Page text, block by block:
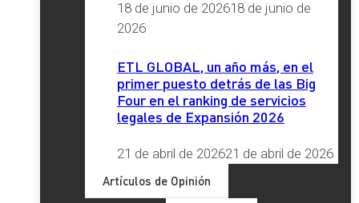
18 de junio de 202618 de junio de
2026
ETL GLOBAL, un año más, en el
primer puesto detrás de las Big
Four en el ranking de servicios
legales de Expansión 2026
21 de abril de 202621 de abril de 2026
Artículos de Opinión